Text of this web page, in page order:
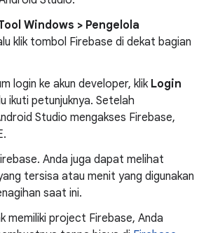
Windows > Pengelola
klik tombol Firebase di dekat bagian
login ke akun developer, klik Login
ikuti petunjuknya. Setelah
Studio mengakses Firebase,
Anda juga dapat melihat
tersisa atau menit yang digunakan
saat ini.
memiliki project Firebase, Anda